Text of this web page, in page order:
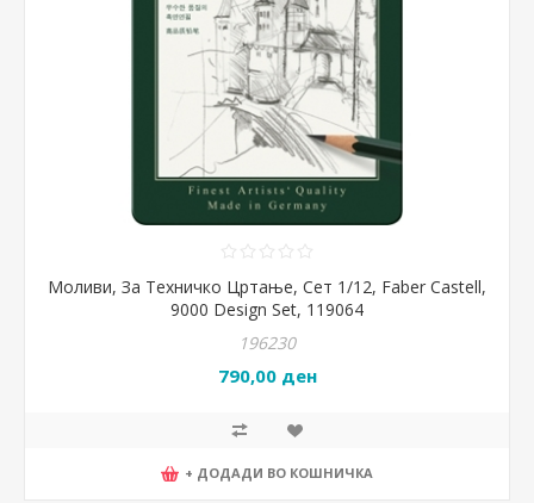
Моливи, За Техничко Цртање, Сет 1/12, Faber Castell,
9000 Design Set, 119064
196230
790,00 ден
+ ДОДАДИ ВО КОШНИЧКА